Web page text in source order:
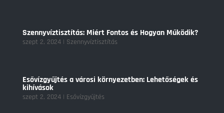
Szennyvíztisztítás: Miért Fontos és Hogyan Működik?
szept 2, 2024| Szennyvíztisztítás
Esővízgyűjtés a városi környezetben: Lehetőségek és
kihívások
szept 2, 2024| Esővízgyűjtés